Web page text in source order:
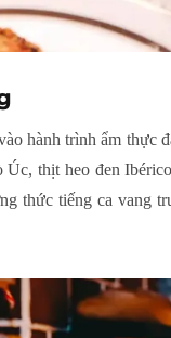
hành trình ẩm thực
thịt heo đen
thức tiếng ca vang